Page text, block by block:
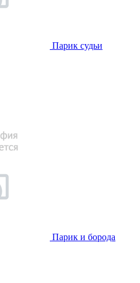
Парик судьи
Парик и борода